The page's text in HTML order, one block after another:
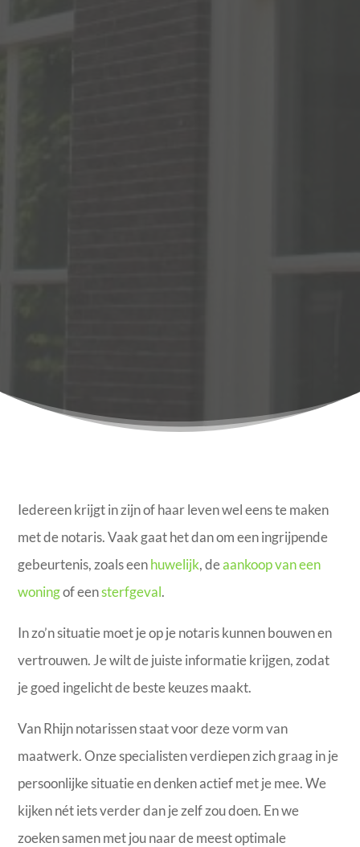
Iedereen krijgt in zijn of haar leven wel eens te maken
met de notaris. Vaak gaat het dan om een ingrijpende
gebeurtenis, zoals eenhuwelijk, deaankoop van een
woningof eensterfgeval.
In zo’n situatie moet je op je notaris kunnen bouwen en
vertrouwen. Je wilt de juiste informatie krijgen, zodat
je goed ingelicht de beste keuzes maakt.
Van Rhijn notarissen staat voor deze vorm van
maatwerk. Onze specialisten verdiepen zich graag in je
persoonlijke situatie en denken actief met je mee. We
kijken nét iets verder dan je zelf zou doen. En we
zoeken samen met jou naar de meest optimale